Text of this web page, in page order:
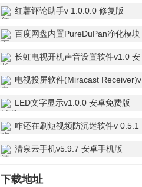
红薯评论助手v 1.0.0.0 修复版
百度网盘内置PureDuPan净化模块
长虹电视开机声音设置软件v1.0 安
电视投屏软件(Miracast Receiver)v
LED文字显示v1.0.0 安卓免费版
咋还在刷短视频防沉迷软件v 0.5.1
清泉云手机v5.9.7 安卓手机版
下载地址